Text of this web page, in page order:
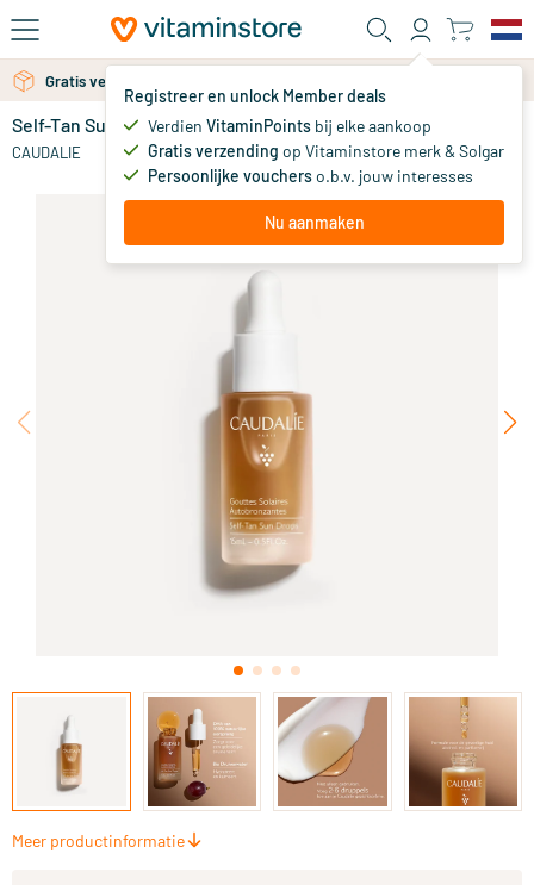
Ga naar de hoofdinhoud
Registreer en unlock Member deals
Verdien VitaminPoints bij elke aankoop
Gratis verzending op Vitaminstore merk & Solgar
Persoonlijke voucherso.b.v. jouw interesses
Nu aanmaken
Gratis verzending vanaf 25 euro
Gratis persoonlijk advies via chat of email
Self-Tan Sun drops
CAUDALIE 20.
Meer productinformatie